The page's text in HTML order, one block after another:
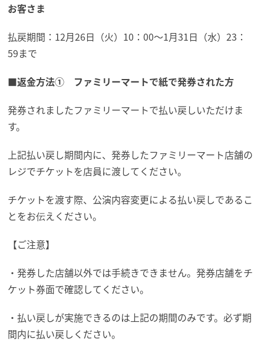
お客さま
払戻期間：12月26日（火）10：00〜1月31日（水）23：
59まで
■返金方法① ファミリーマートで紙で発券された方
発券されましたファミリーマートで払い戻しいただけま
す。
上記払い戻し期間内に、発券したファミリーマート店舗の
レジでチケットを店員に渡してください。
チケットを渡す際、公演内容変更による払い戻しであるこ
とをお伝えください。
【ご注意】
・発券した店舗以外では手続きできません。発券店舗をチ
ケット券面で確認してください。
・払い戻しが実施できるのは上記の期間のみです。必ず期
間内に払い戻しください。